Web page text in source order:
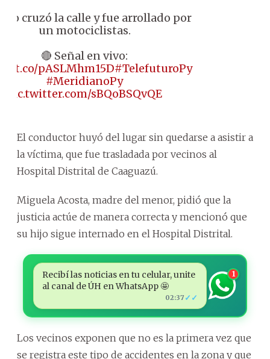
Niño cruzó la calle y fue arrollado por
un motociclistas.
🔴 Señal en vivo:
t.co/pASLMhm15D#TelefuturoPy
#MeridianoPy
pic.twitter.com/sBQoBSQvQE
El conductor huyó del lugar sin quedarse a asistir a
la víctima, que fue trasladada por vecinos al
Hospital Distrital de Caaguazú.
Miguela Acosta, madre del menor, pidió que la
justicia actúe de manera correcta y mencionó que
su hijo sigue internado en el Hospital Distrital.
Recibí las noticias en tu celular, unite
al canal de ÚH en WhatsApp 🤩
02:37 ✓✓
1
Los vecinos exponen que no es la primera vez que
se registra este tipo de accidentes en la zona y que